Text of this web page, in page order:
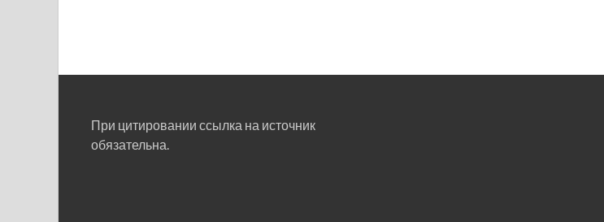
При цитировании ссылка на источник
обязательна.